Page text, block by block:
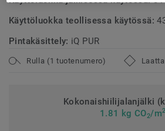
Käyttöluokka teollisessa käytössä:
Pintakäsittely: iQ PUR
Rulla (1 tuotenumero)
Kokonaishiilijalanjälki
1.81 kg CO2/m2